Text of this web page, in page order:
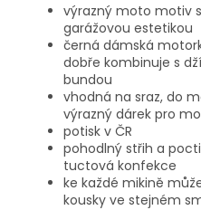
výrazný moto motiv
garážovou estetikou
černá dámská
dobře kombinuje s
bundou
vhodná na sraz, do
výrazný dárek pro
potisk v ČR
pohodlný střih a
tuctová konfekce
ke každé mikině
kousky ve stejném